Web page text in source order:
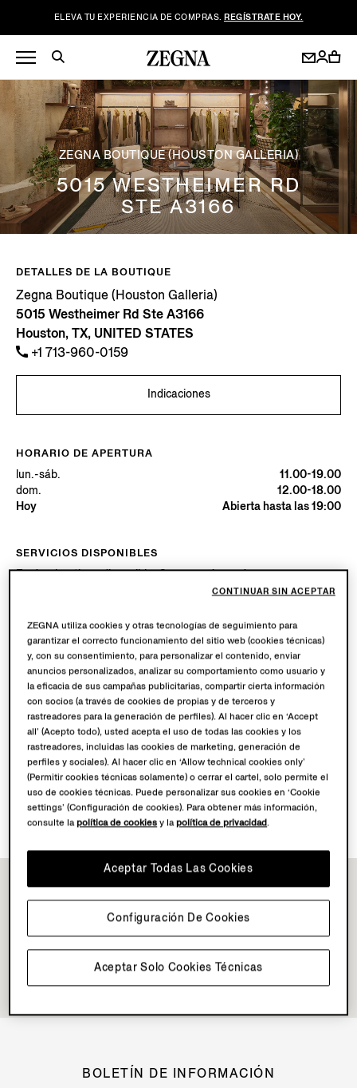
ELEVA TU EXPERIENCIA DE COMPRAS. REGÍSTRATE HOY.
ZEGNA BOUTIQUE (HOUSTON GALLERIA)
5015 WESTHEIMER RD
STE A3166
DETALLES DE LA BOUTIQUE
Zegna Boutique (Houston Galleria)
5015 Westheimer Rd Ste A3166
Houston, TX, UNITED STATES
+1 713-960-0159
Indicaciones
HORARIO DE APERTURA
lun.-sáb.
11.00-19.00
dom.
12.00-18.00
Hoy
Abierta hasta las 19:00
SERVICIOS DISPONIBLES
Envío a boutique disponible. Conoce másaquí.
Devoluciones en boutique disponibles. Conoce másaquí.
Prueba en Boutique
Programar una Cita
Descubre el mundo Su Misura
Reserva tu Experiencia Vellus Aureum
BOLETÍN DE INFORMACIÓN
ZEGNA utiliza cookies y otras tecnologías de seguimiento para
garantizar el correcto funcionamiento del sitio web (cookies técnicas)
y, con su consentimiento, para personalizar el contenido, enviar
anuncios personalizados, analizar su comportamiento como usuario y
la eficacia de sus campañas publicitarias, compartir cierta información
con socios (a través de cookies de propias y de terceros y
rastreadores para la generación de perfiles). Al hacer clic en ‘Accept
all’ (Acepto todo), usted acepta el uso de todas las cookies y los
rastreadores, incluidas las cookies de marketing, generación de
perfiles y sociales). Al hacer clic en ‘Allow technical cookies only’
(Permitir cookies técnicas solamente) o cerrar el cartel, solo permite el
uso de cookies técnicas. Puede personalizar sus cookies en ‘Cookie
settings’ (Configuración de cookies). Para obtener más información,
consulte lapolítica de cookiesy lapolítica de privacidad.
Aceptar Solo Cookies Técnicas
Aceptar Todas Las Cookies
Configuración De Cookies
CONTINUAR SIN ACEPTAR